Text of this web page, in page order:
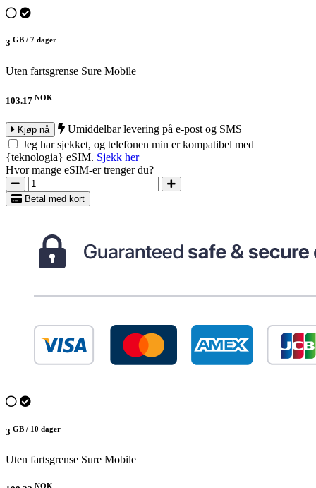
3 GB / 7 dager
Uten fartsgrense Sure Mobile
103.17 NOK
Kjøp nå
Umiddelbar levering på e-post og SMS
Jeg har sjekket, og telefonen min er kompatibel med
{teknologia} eSIM. Sjekk her
Hvor mange eSIM-er trenger du?
Betal med kort
3 GB / 10 dager
Uten fartsgrense Sure Mobile
NOK